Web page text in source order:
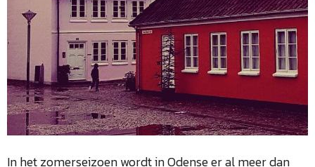
In het zomerseizoen wordt in Odense er al meer dan